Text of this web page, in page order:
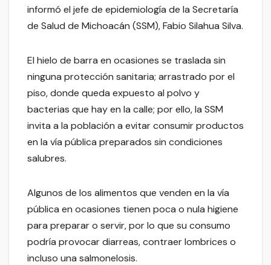
informó el jefe de epidemiología de la Secretaría
de Salud de Michoacán (SSM), Fabio Silahua Silva.
El hielo de barra en ocasiones se traslada sin
ninguna protección sanitaria; arrastrado por el
piso, donde queda expuesto al polvo y
bacterias que hay en la calle; por ello, la SSM
invita a la población a evitar consumir productos
en la vía pública preparados sin condiciones
salubres.
Algunos de los alimentos que venden en la vía
pública en ocasiones tienen poca o nula higiene
para preparar o servir, por lo que su consumo
podría provocar diarreas, contraer lombrices o
incluso una salmonelosis.